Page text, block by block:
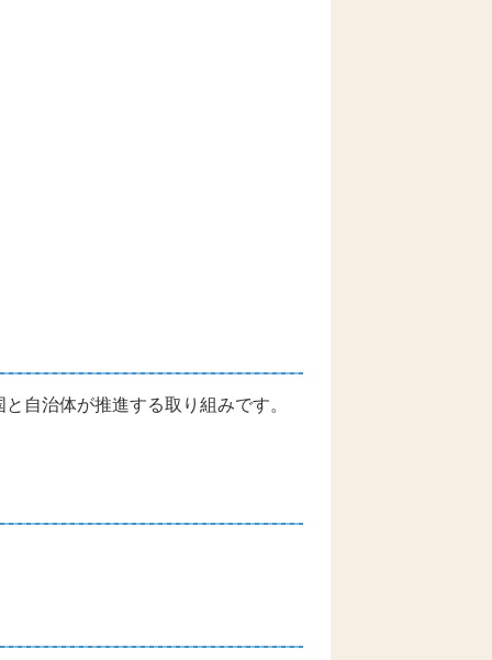
自治体が推進する取り組みです。